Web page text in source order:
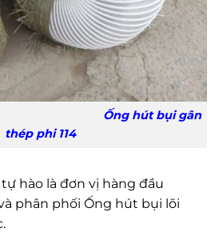
bụi gân
thép phi 114
hào là đơn vị hàng đầu
phân phối Ống hút bụi lõi